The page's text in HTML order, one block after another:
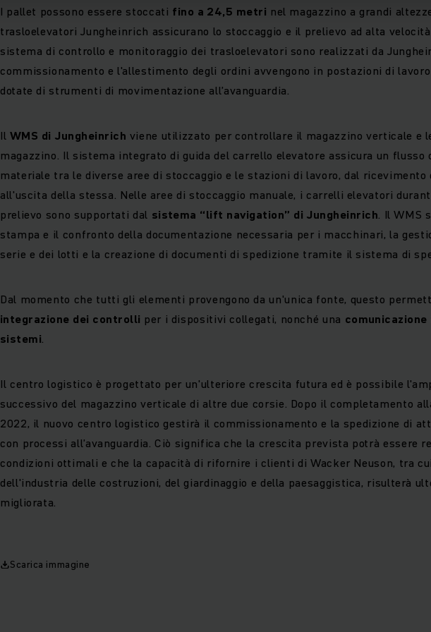
I pallet possono essere stoccati fino a 24,5 metri nel magazzino a grandi
trasloelevatori Jungheinrich assicurano lo stoccaggio e il prelievo ad alta
sistema di controllo e monitoraggio dei trasloelevatori sono realizzati da
commissionamento e l'allestimento degli ordini avvengono in postazioni di
dotate di strumenti di movimentazione all’avanguardia.
Il WMS di Jungheinrich viene utilizzato per controllare il magazzino verticale e
magazzino. Il sistema integrato di guida del carrello elevatore assicura un flusso
materiale tra le diverse aree di stoccaggio e le stazioni di lavoro, dal ricevimento
all'uscita della stessa. Nelle aree di stoccaggio manuale, i carrelli elevatori
prelievo sono supportati dal sistema “lift navigation” di Jungheinrich. Il WMS
stampa e il confronto della documentazione necessaria per i macchinari, la
serie e dei lotti e la creazione di documenti di spedizione tramite il sistema di
Dal momento che tutti gli elementi provengono da un'unica fonte, questo
integrazione dei controlli per i dispositivi collegati, nonché una
sistemi.
Il centro logistico è progettato per un'ulteriore crescita futura ed è possibile
successivo del magazzino verticale di altre due corsie. Dopo il completamento
2022, il nuovo centro logistico gestirà il commissionamento e la spedizione di
con processi all’avanguardia. Ciò significa che la crescita prevista potrà essere
condizioni ottimali e che la capacità di rifornire i clienti di Wacker Neuson, tra
dell'industria delle costruzioni, del giardinaggio e della paesaggistica, risulterà
migliorata.
Scarica immagine